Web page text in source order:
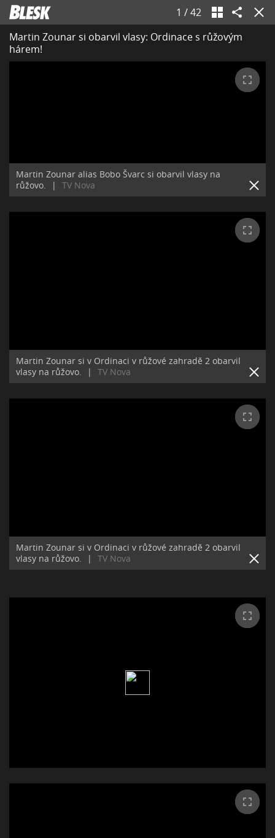
1 /42
Martin Zounar si obarvil vlasy: Ordinace s růžovým
hárem!
Martin Zounar alias Bobo Švarc si obarvil vlasy na
růžovo.
| TV Nova
Martin Zounar si v Ordinaci v růžové zahradě 2 obarvil
vlasy na růžovo.
| TV Nova
Martin Zounar si v Ordinaci v růžové zahradě 2 obarvil
vlasy na růžovo.
| TV Nova